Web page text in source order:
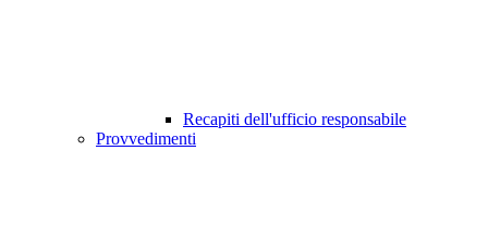
Recapiti dell'ufficio responsabile
Provvedimenti